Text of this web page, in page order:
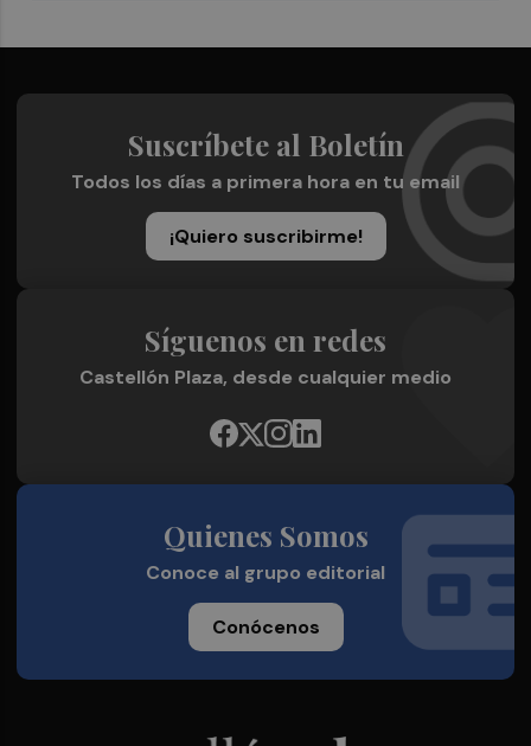
Suscríbete al Boletín
Todos los días a primera hora en tu email
¡Quiero suscribirme!
Síguenos en redes
Castellón Plaza, desde cualquier medio
Quienes Somos
Conoce al grupo editorial
Conócenos